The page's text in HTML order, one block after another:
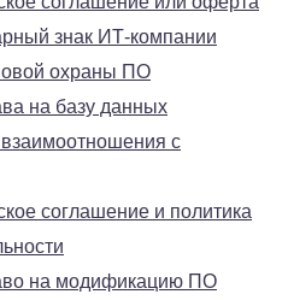
знак ИТ-компании
охраны ПО
на базу данных
с
соглашение и политика
на модификацию ПО